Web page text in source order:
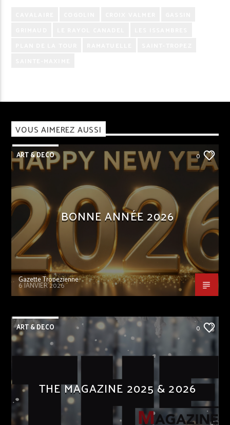
VOUS AIMEREZ AUSSI
ART & DECO 0
BONNE ANNÉE 2026
Gazette Tropezienne
6 JANVIER 2026
ART & DECO 0
THE MAGAZINE 2025 & 2026